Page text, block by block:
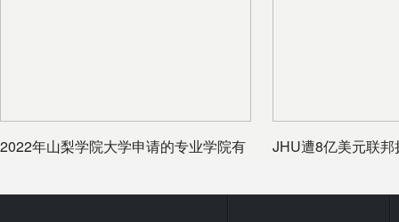
2022年山梨学院大学申请的专业学院有
JHU遭8亿美元联